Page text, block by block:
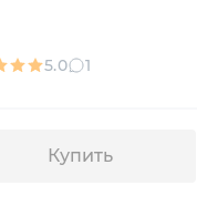
5.0 1
Купить